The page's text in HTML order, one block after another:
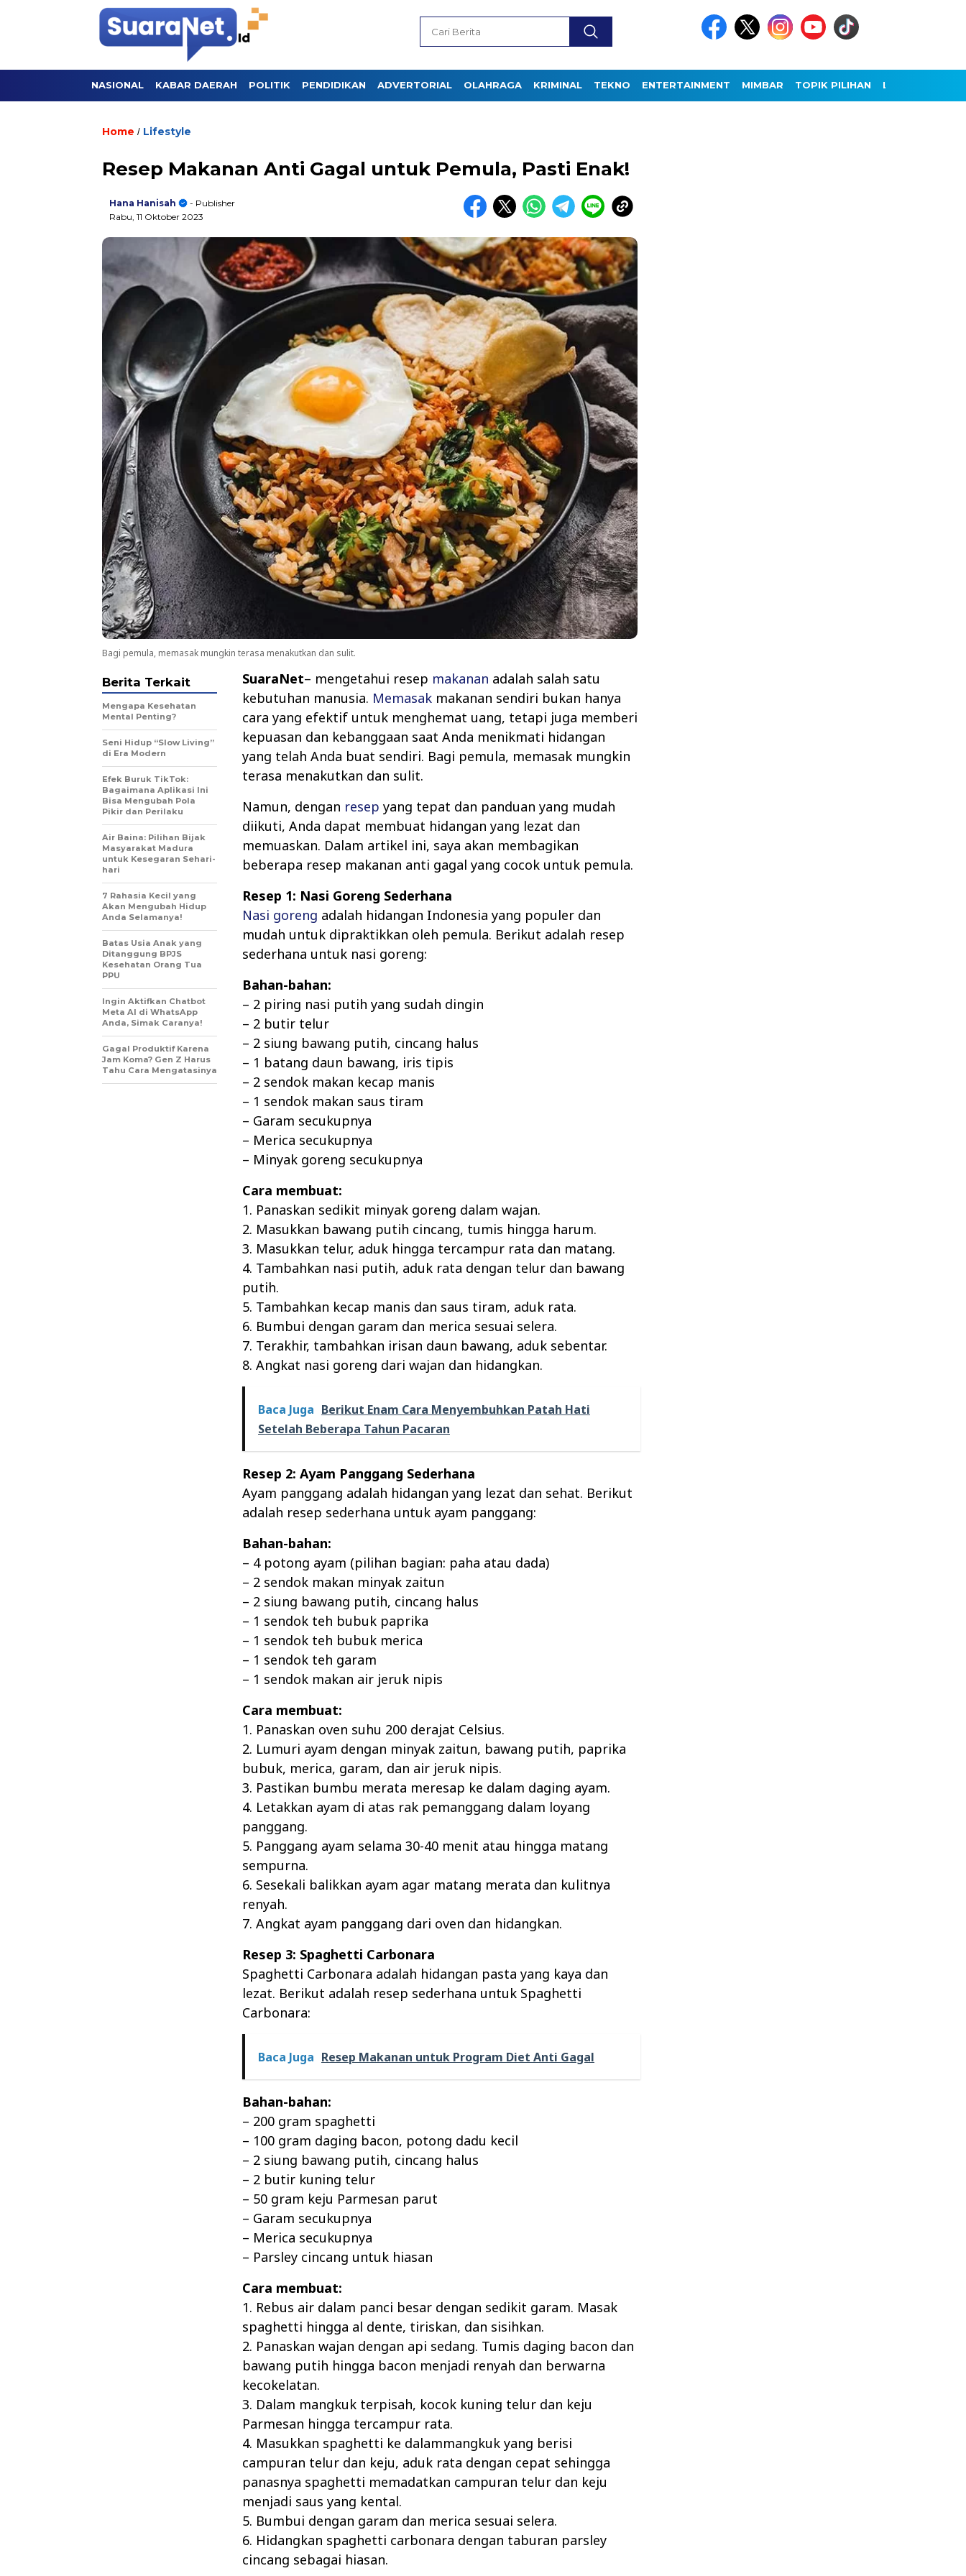
NASIONAL KABAR DAERAH POLITIK PENDIDIKAN ADVERTORIAL OLAHRAGA KRIMINAL TEKNO ENTERTAINMENT MIMBAR TOPIK PILIHAN LAINNYA
Home / Lifestyle
Resep Makanan Anti Gagal untuk Pemula, Pasti Enak!
Hana Hanisah
- Publisher
Rabu, 11 Oktober 2023
Bagi pemula, memasak mungkin terasa menakutkan dan sulit.
SuaraNet– mengetahui resep makanan adalah salah satu
kebutuhan manusia. Memasak makanan sendiri bukan hanya
cara yang efektif untuk menghemat uang, tetapi juga memberi
kepuasan dan kebanggaan saat Anda menikmati hidangan
yang telah Anda buat sendiri. Bagi pemula, memasak mungkin
terasa menakutkan dan sulit.
Namun, dengan resep yang tepat dan panduan yang mudah
diikuti, Anda dapat membuat hidangan yang lezat dan
memuaskan. Dalam artikel ini, saya akan membagikan
beberapa resep makanan anti gagal yang cocok untuk pemula.
Resep 1: Nasi Goreng Sederhana
Nasi goreng adalah hidangan Indonesia yang populer dan
mudah untuk dipraktikkan oleh pemula. Berikut adalah resep
sederhana untuk nasi goreng:
Bahan-bahan:
– 2 piring nasi putih yang sudah dingin
– 2 butir telur
– 2 siung bawang putih, cincang halus
– 1 batang daun bawang, iris tipis
– 2 sendok makan kecap manis
– 1 sendok makan saus tiram
– Garam secukupnya
– Merica secukupnya
– Minyak goreng secukupnya
Cara membuat:
1. Panaskan sedikit minyak goreng dalam wajan.
2. Masukkan bawang putih cincang, tumis hingga harum.
3. Masukkan telur, aduk hingga tercampur rata dan matang.
4. Tambahkan nasi putih, aduk rata dengan telur dan bawang
putih.
5. Tambahkan kecap manis dan saus tiram, aduk rata.
6. Bumbui dengan garam dan merica sesuai selera.
7. Terakhir, tambahkan irisan daun bawang, aduk sebentar.
8. Angkat nasi goreng dari wajan dan hidangkan.
Baca Juga Berikut Enam Cara Menyembuhkan Patah Hati
Setelah Beberapa Tahun Pacaran
Resep 2: Ayam Panggang Sederhana
Ayam panggang adalah hidangan yang lezat dan sehat. Berikut
adalah resep sederhana untuk ayam panggang:
Bahan-bahan:
– 4 potong ayam (pilihan bagian: paha atau dada)
– 2 sendok makan minyak zaitun
– 2 siung bawang putih, cincang halus
– 1 sendok teh bubuk paprika
– 1 sendok teh bubuk merica
– 1 sendok teh garam
– 1 sendok makan air jeruk nipis
Cara membuat:
1. Panaskan oven suhu 200 derajat Celsius.
2. Lumuri ayam dengan minyak zaitun, bawang putih, paprika
bubuk, merica, garam, dan air jeruk nipis.
3. Pastikan bumbu merata meresap ke dalam daging ayam.
4. Letakkan ayam di atas rak pemanggang dalam loyang
panggang.
5. Panggang ayam selama 30-40 menit atau hingga matang
sempurna.
6. Sesekali balikkan ayam agar matang merata dan kulitnya
renyah.
7. Angkat ayam panggang dari oven dan hidangkan.
Resep 3: Spaghetti Carbonara
Spaghetti Carbonara adalah hidangan pasta yang kaya dan
lezat. Berikut adalah resep sederhana untuk Spaghetti
Carbonara:
Baca Juga Resep Makanan untuk Program Diet Anti Gagal
Bahan-bahan:
– 200 gram spaghetti
– 100 gram daging bacon, potong dadu kecil
– 2 siung bawang putih, cincang halus
– 2 butir kuning telur
– 50 gram keju Parmesan parut
– Garam secukupnya
– Merica secukupnya
– Parsley cincang untuk hiasan
Cara membuat:
1. Rebus air dalam panci besar dengan sedikit garam. Masak
spaghetti hingga al dente, tiriskan, dan sisihkan.
2. Panaskan wajan dengan api sedang. Tumis daging bacon dan
bawang putih hingga bacon menjadi renyah dan berwarna
kecokelatan.
3. Dalam mangkuk terpisah, kocok kuning telur dan keju
Parmesan hingga tercampur rata.
4. Masukkan spaghetti ke dalammangkuk yang berisi
campuran telur dan keju, aduk rata dengan cepat sehingga
panasnya spaghetti memadatkan campuran telur dan keju
menjadi saus yang kental.
5. Bumbui dengan garam dan merica sesuai selera.
6. Hidangkan spaghetti carbonara dengan taburan parsley
cincang sebagai hiasan.
Berita Terkait
Mengapa Kesehatan
Mental Penting?
Seni Hidup “Slow Living”
di Era Modern
Efek Buruk TikTok:
Bagaimana Aplikasi Ini
Bisa Mengubah Pola
Pikir dan Perilaku
Air Baina: Pilihan Bijak
Masyarakat Madura
untuk Kesegaran Sehari-
hari
7 Rahasia Kecil yang
Akan Mengubah Hidup
Anda Selamanya!
Batas Usia Anak yang
Ditanggung BPJS
Kesehatan Orang Tua
PPU
Ingin Aktifkan Chatbot
Meta AI di WhatsApp
Anda, Simak Caranya!
Gagal Produktif Karena
Jam Koma? Gen Z Harus
Tahu Cara Mengatasinya